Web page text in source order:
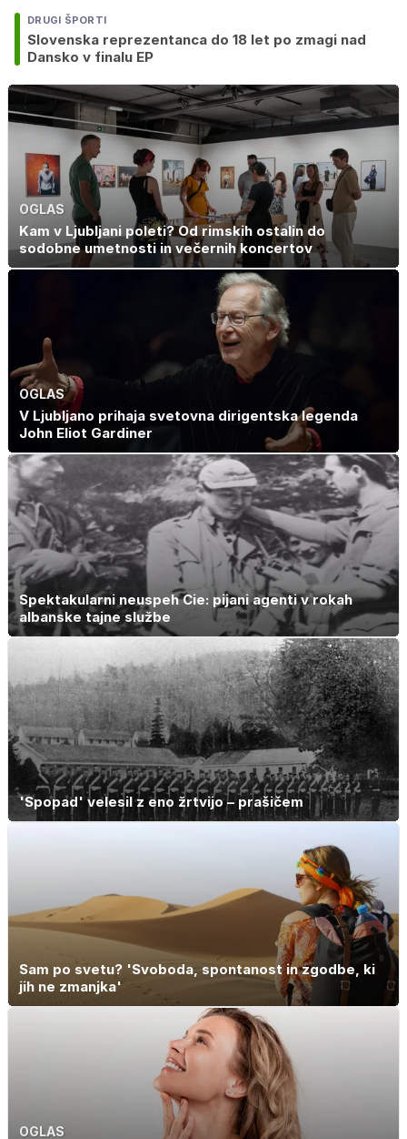
DRUGI ŠPORTI
Slovenska reprezentanca do 18 let po zmagi nad
Dansko v finalu EP
OGLAS
Kam v Ljubljani poleti? Od rimskih ostalin do
sodobne umetnosti in večernih koncertov
OGLAS
V Ljubljano prihaja svetovna dirigentska legenda
John Eliot Gardiner
Spektakularni neuspeh Cie: pijani agenti v rokah
albanske tajne službe
'Spopad' velesil z eno žrtvijo – prašičem
Sam po svetu? 'Svoboda, spontanost in zgodbe, ki
jih ne zmanjka'
OGLAS